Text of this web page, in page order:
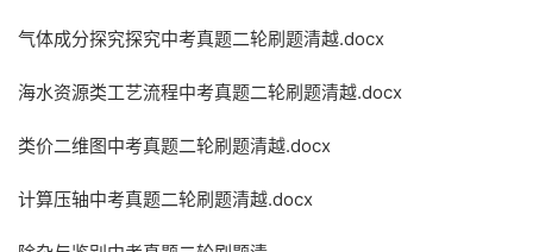
气体成分探究探究中考真题二轮刷题清越.docx
海水资源类工艺流程中考真题二轮刷题清越.docx
类价二维图中考真题二轮刷题清越.docx
计算压轴中考真题二轮刷题清越.docx